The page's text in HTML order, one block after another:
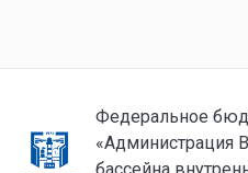
Федеральное
«Администрация